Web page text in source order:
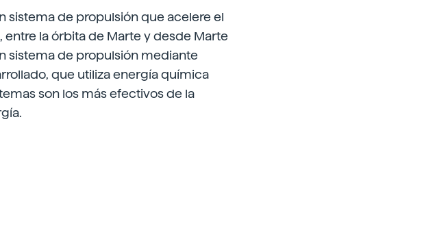
sistema de propulsión que acelere el
entre la órbita de Marte y desde Marte
sistema de propulsión mediante
que utiliza energía química
son los más efectivos de la